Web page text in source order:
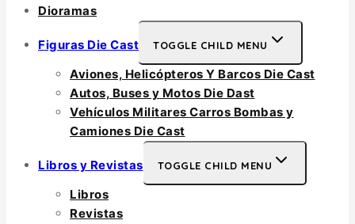
Dioramas
Figuras Die Cast TOGGLE CHILD MENU
Aviones, Helicópteros Y Barcos Die Cast
Autos, Buses y Motos Die Dast
Vehículos Militares Carros Bombas y
Camiones Die Cast
Libros y Revistas TOGGLE CHILD MENU
Libros
Revistas